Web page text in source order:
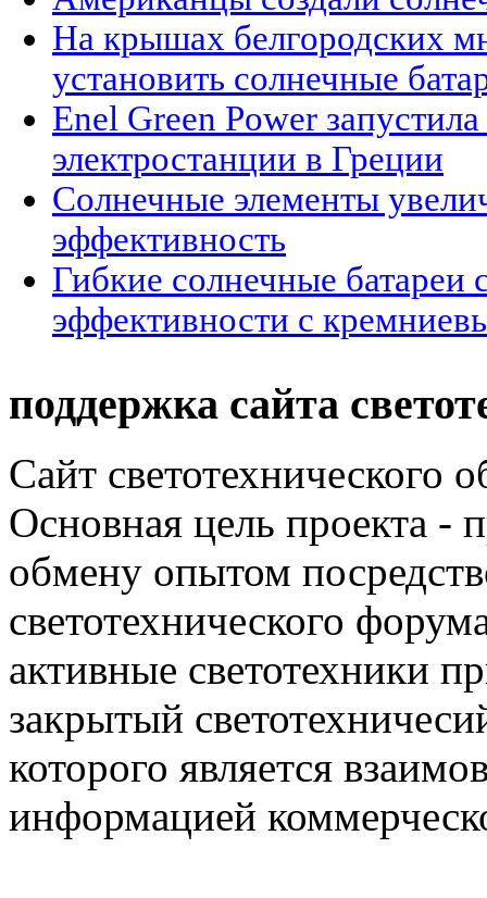
На крышах белгородских
установить солнечные
Enel Green Power
электростанции в Греции
Солнечные элементы
эффективность
Гибкие солнечные батареи
эффективности с
поддержка сайта
Сайт светотехнического
Основная цель проекта -
обмену опытом
светотехнического
активные светотехники
закрытый
которого является
информацией